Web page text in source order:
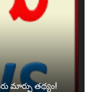
మార్పు తథ్యం!